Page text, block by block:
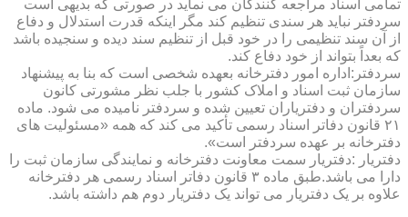
تمامی اسناد مراجعه کنندگان می نماید در صورتی که بدیهی است
سردفتر نباید هر سندی تنظیم کند مگر اینکه قدرت استدلال و دفاع
از آن سند تنظیمی را در خود قبل از تنظیم سند دیده و سنجیده باشد
که بعداً بتواند از خود دفاع کند.
سردفتر:اداره امور دفترخانه بعهده شخصی است که بنا به پیشنهاد
سازمان ثبت اسناد و املاک کشور با جلب نظر مشورتی کانون
سردفتران و دفتریاران تعیین شده و سردفتر نامیده می شود. ماده
۲۱ قانون دفاتر اسناد رسمی تأکید می کند که همه «مسئولیت های
دفترخانه بر عهده سردفتر است».
دفتریار :دفتریار سمت معاونت دفترخانه و نمایندگی سازمان ثبت را
دارا می باشد.طبق ماده ۳ قانون دفاتر اسناد رسمی هر دفترخانه
علاوه بر یک دفتریار می تواند یک دفتریار دوم هم داشته باشد.